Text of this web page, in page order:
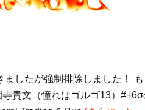
したが強制排除しました！ も
貴文（憧れはゴルゴ13）#+6σ